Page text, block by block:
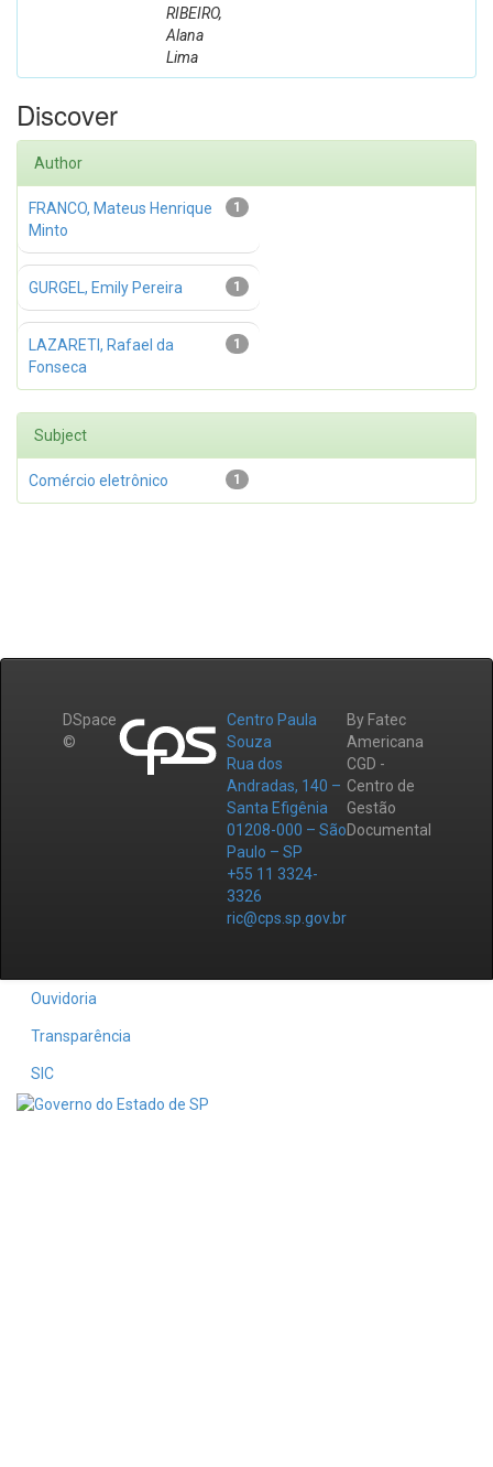
RIBEIRO,
Alana
Lima
Discover
Author
1
FRANCO, Mateus Henrique
Minto
1
GURGEL, Emily Pereira
1
LAZARETI, Rafael da
Fonseca
Subject
1
Comércio eletrônico
DSpace
©
Centro Paula
Souza
Rua dos
Andradas, 140 –
Santa Efigênia
01208-000 – São
Paulo – SP
+55 11 3324-
3326
ric@cps.sp.gov.br
By Fatec
Americana
CGD -
Centro de
Gestão
Documental
Ouvidoria
Transparência
SIC